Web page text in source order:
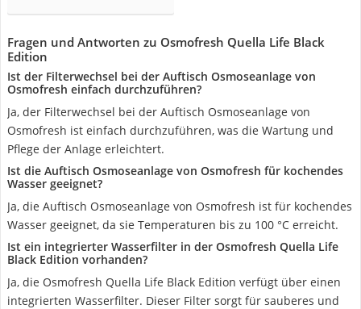
Fragen und Antworten zu Osmofresh Quella Life Black
Edition
Ist der Filterwechsel bei der Auftisch Osmoseanlage von
Osmofresh einfach durchzuführen?
Ja, der Filterwechsel bei der Auftisch Osmoseanlage von
Osmofresh ist einfach durchzuführen, was die Wartung und
Pflege der Anlage erleichtert.
Ist die Auftisch Osmoseanlage von Osmofresh für kochendes
Wasser geeignet?
Ja, die Auftisch Osmoseanlage von Osmofresh ist für kochendes
Wasser geeignet, da sie Temperaturen bis zu 100 °C erreicht.
Ist ein integrierter Wasserfilter in der Osmofresh Quella Life
Black Edition vorhanden?
Ja, die Osmofresh Quella Life Black Edition verfügt über einen
integrierten Wasserfilter. Dieser Filter sorgt für sauberes und